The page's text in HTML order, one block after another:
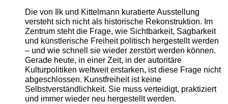
Die von Ilk und Kittelmann kuratierte Ausstellung
versteht sich nicht als historische Rekonstruktion. Im
Zentrum steht die Frage, wie Sichtbarkeit, Sagbarkeit
und künstlerische Freiheit politisch hergestellt werden
– und wie schnell sie wieder zerstört werden können.
Gerade heute, in einer Zeit, in der autoritäre
Kulturpolitiken weltweit erstarken, ist diese Frage nicht
abgeschlossen. Kunstfreiheit ist keine
Selbstverständlichkeit. Sie muss verteidigt, praktiziert
und immer wieder neu hergestellt werden.